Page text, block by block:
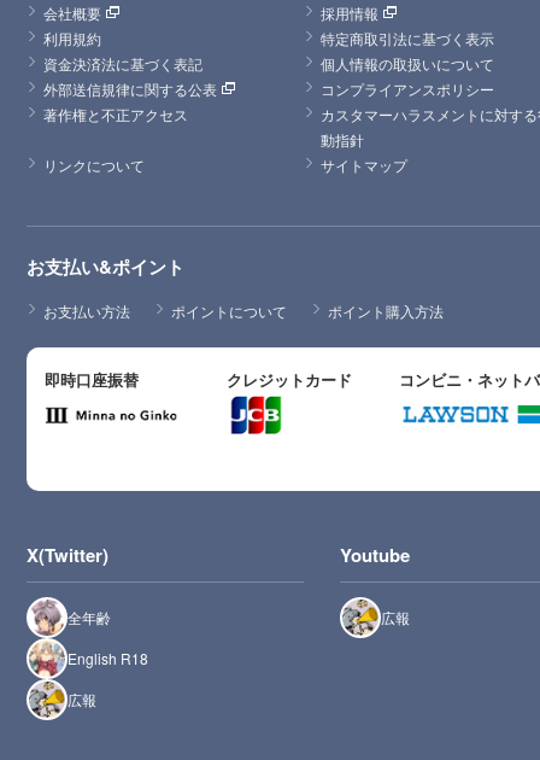
会社概要
採用情報
利用規約
特定商取引法に基づく表示
資金決済法に基づく表記
個人情報の取扱いについて
外部送信規律に関する公表
コンプライアンスポリシー
著作権と不正アクセス
カスタマーハラスメントに対す
動指針
リンクについて
サイトマップ
お支払い&ポイント
お支払い方法 ポイントについて ポイント購入方法
即時口座振替 クレジットカード コンビニ・ネット
X(Twitter)
全年齢
English R18
広報
Youtube
広報